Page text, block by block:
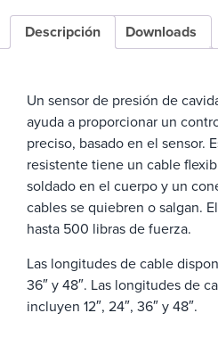
Descripción Downloads
Un sensor de presión de
ayuda a proporcionar un
preciso, basado en el sensor.
resistente tiene un cable
soldado en el cuerpo y un
cables se quiebren o salgan.
hasta 500 libras de fuerza.
Las longitudes de cable
36″ y 48″. Las longitudes de
incluyen 12″, 24″, 36″ y 48″.